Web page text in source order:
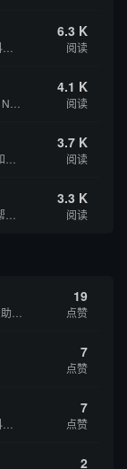
6.3 K
阅读
4.1 K
阅读
3.7 K
阅读
3.3 K
阅读
19
点赞
7
点赞
7
点赞
2